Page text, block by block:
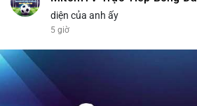
diện của anh ấy
5 giờ